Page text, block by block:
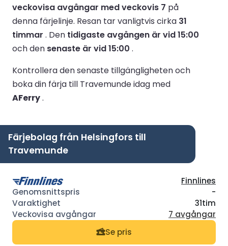
veckovisa avgångar med veckovis 7 på
denna färjelinje. Resan tar vanligtvis cirka 31
timmar . Den tidigaste avgången är vid 15:00
och den senaste är vid 15:00 .
Kontrollera den senaste tillgängligheten och
boka din färja till Travemunde idag med
AFerry.
Färjebolag från Helsingfors till
Travemunde
Finnlines
-
31tim
7 avgångar
Se pris